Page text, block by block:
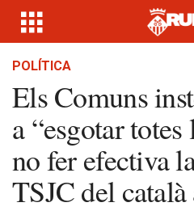
POLÍTICA
Els Comuns
a “esgotar
no fer efectiva
TSJC del català